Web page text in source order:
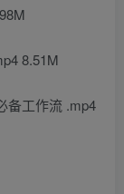
8.51M
备工作流 .mp4